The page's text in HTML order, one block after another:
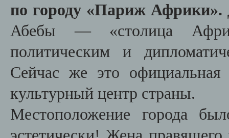
по городу «Париж Африки».
Абебы — «столица
политическим и
Сейчас же это
культурный центр страны.
Местоположение города